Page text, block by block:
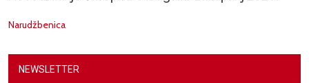
Narudžbenica
NEWSLETTER